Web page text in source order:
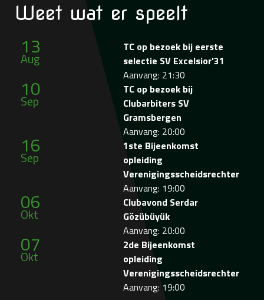
Weet wat er speelt
13
Aug
TC op bezoek bij eerste
selectie SV Excelsior'31
Aanvang: 21:30
10
Sep
TC op bezoek bij
Clubarbiters SV
Gramsbergen
Aanvang: 20:00
16
Sep
1ste Bijeenkomst
opleiding
Verenigingsscheidsrechter
Aanvang: 19:00
06
Okt
Clubavond Serdar
Gözübüyük
Aanvang: 20:00
07
Okt
2de Bijeenkomst
opleiding
Verenigingsscheidsrechter
Aanvang: 19:00